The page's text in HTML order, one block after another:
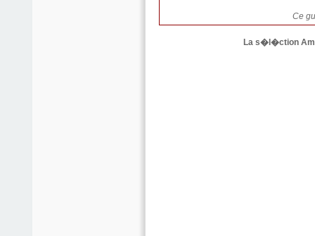
Ce
La s�l�ction